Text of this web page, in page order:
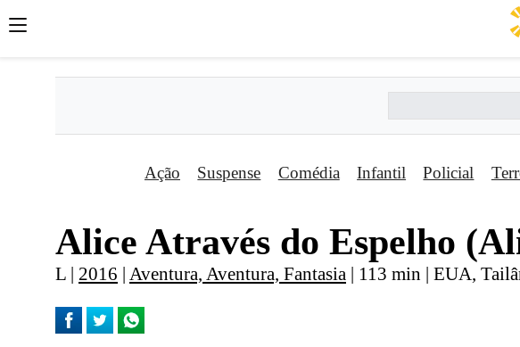
Ação Suspense Comédia Infantil Policial
Alice Através do Espelho
L | 2016 | Aventura, Aventura, Fantasia | 113 min | EUA,